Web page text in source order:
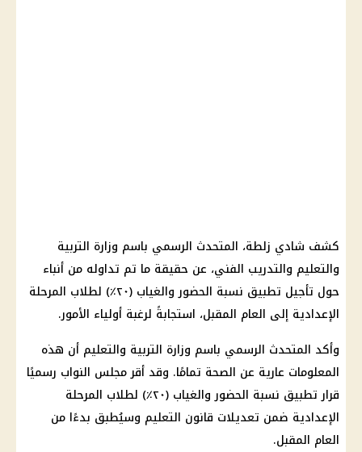
كشف شادي زلطة، المتحدث الرسمي باسم وزارة التربية
والتعليم والتدريب الفني، عن حقيقة ما تم تداوله من أنباء
حول تأجيل تطبيق نسبة الحضور والغياب (٢٠٪) لطلاب المرحلة
الإعدادية إلى العام المقبل، استجابةً لرغبة أولياء الأمور.
وأكد المتحدث الرسمي باسم وزارة التربية والتعليم أن هذه
المعلومات عارية عن الصحة تمامًا. وقد أقر مجلس النواب رسميًا
قرار تطبيق نسبة الحضور والغياب (٢٠٪) لطلاب المرحلة
الإعدادية ضمن تعديلات قانون التعليم وسيُطبق بدءًا من
العام المقبل.